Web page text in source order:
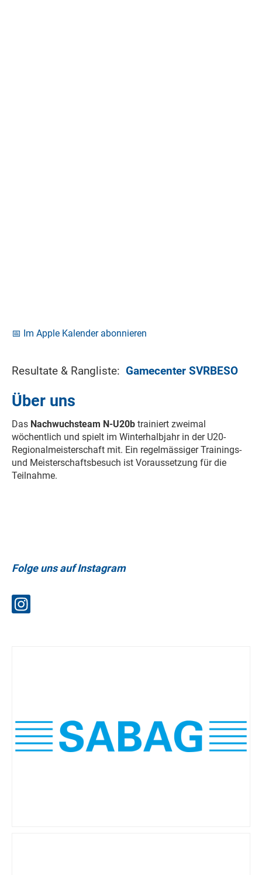
📅 Im Apple Kalender abonnieren
Resultate & Rangliste: Gamecenter SVRBESO
Über uns
Das Nachwuchsteam N-U20b trainiert zweimal
wöchentlich und spielt im Winterhalbjahr in der U20-
Regionalmeisterschaft mit. Ein regelmässiger Trainings-
und Meisterschaftsbesuch ist Voraussetzung für die
Teilnahme.
Folge uns auf Instagram